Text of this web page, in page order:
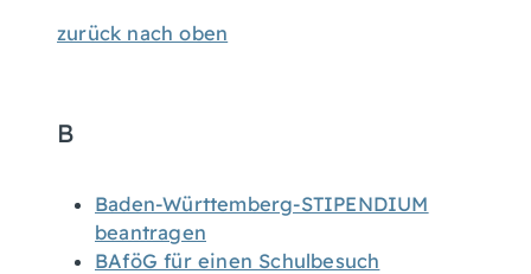
zurück nach oben
B
Baden-Württemberg-STIPENDIUM
beantragen
BAföG für einen Schulbesuch